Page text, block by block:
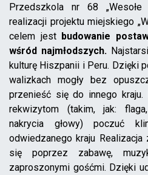
Przedszkola nr 68
realizacji projektu miejskiego
celem jest budowanie
wśród najmłodszych.
kulturę Hiszpanii i Peru. Dzięki
walizkach mogły bez
przenieść się do innego kraju.
rekwizytom (takim, jak:
nakrycia głowy) poczuć
odwiedzanego kraju Realizacja
się poprzez zabawę,
zaproszonymi gośćmi. Dzięki